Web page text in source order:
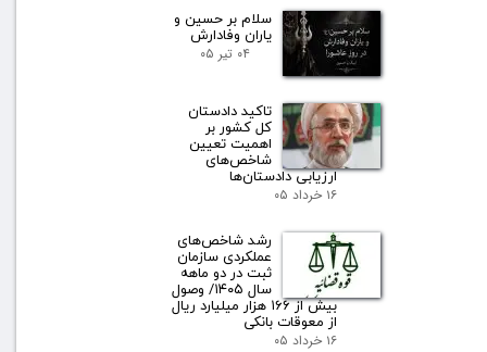
سلام بر حسین و
یاران وفادارش
۰۴ تیر ۰۵
تاکید دادستان
کل کشور بر
اهمیت تعیین
شاخص‌های
ارزیابی دادستان‌ها
۱۶ خرداد ۰۵
رشد شاخص‌های
عملکردی سازمان
ثبت در دو ماهه
سال ۱۴۰۵/ وصول
بیش از ۱۶۶ هزار میلیارد ریال
از معوقات بانکی
۱۶ خرداد ۰۵